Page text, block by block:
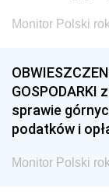
Monitor Polski
GOSPODARKI
sprawie
podatków i
Monitor Polski